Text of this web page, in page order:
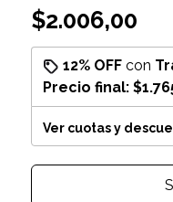
$2.006,00
12% OFFcon
Precio final:
Ver cuotas y